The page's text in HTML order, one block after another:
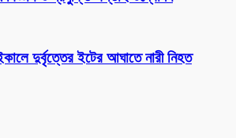
দুর্বৃত্তের ইটের আঘাতে নারী নিহত